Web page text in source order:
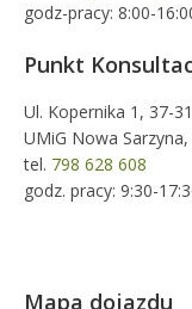
godz-pracy: 8:00-
Punkt
Ul. Kopernika 1, 37-
UMiG Nowa Sarzyna,
tel. 798 628 608
godz. pracy: 9:30-
Mapa dojazdu